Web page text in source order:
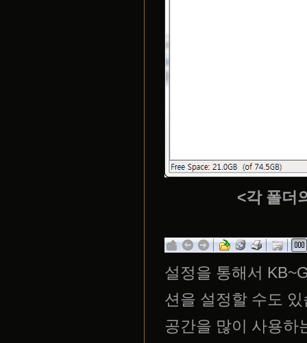
<각 폴더
설정을 통해서
션을 설정할 수도
공간을 많이 사용하